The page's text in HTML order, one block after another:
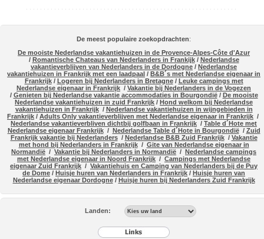
De meest populaire zoekopdrachten:
De mooiste Nederlandse vakantiehuizen in de Provence-Alpes-Côte d'Azur
/ Romantische Chateaus van Nederlanders in Frankijk/ Nederlandse
vakantieverblijven van Nederlanders in de Dordogne / Nederlandse
vakantiehuizen in Frankrijk met een laadpaal / B&B´s met Nederlandse eigenaar in
Frankrijk/ Logeren bij Nederlanders in Bretagne/ Leuke campings met
Nederlandse eigenaar in Frankrijk /Vakantie bij Nederlanders in de Vogezen
/ Genieten bij Nederlandse vakantie accommodaties in Bourgondië/ De mooiste
Nederlandse vakantiehuizen in zuid Frankrijk / Hond welkom bij Nederlandse
vakantiehuizen in Frankrijk/ Nederlandse vakantiehuizen in wijngebieden in
Frankrijk /Adults Only vakantieverblijven met Nederlandse eigenaar in Frankrijk /
Nederlandse vakantieverbliven dichtbij golfbaan in Frankrijk /Table d´Hote met
Nederlandse eigenaar Frankrijk/ Nederlandse Table d´Hote in Bourgondië/ Zuid
Frankrijk vakantie bij Nederlanders/ Nederlandse B&B Zuid Frankrijk/ Vakantie
met hond bij Nederlanders in Frankrijk/ Gite van Nederlandse eigenaar in
Normandië /Vakantie bij Nederlanders in Normandië /
Nederlandse campings
met Nederlandse eigenaar in Noord Frankrijk /Campings met Nederlandse
eigenaar Zuid Frankrijk /Vakantiehuis en Camping van Nederlanders bij de Puy
de Dome / Huisje huren van Nederlanders in Frankrijk / Huisje huren van
Nederlandse eigenaar Dordogne/ Huisje huren bij Nederlanders Zuid Frankrijk
Landen: